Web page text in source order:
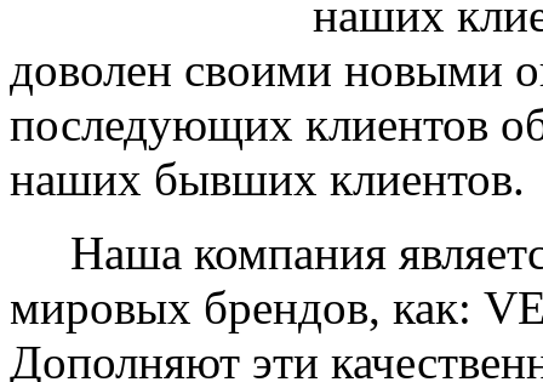
наших
доволен своими новыми
последующих клиентов
наших бывших клиентов.
Наша компания
мировых брендов, как:
Дополняют эти